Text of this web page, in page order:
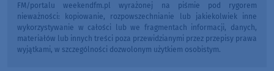
FM/portalu weekendfm.pl wyrażonej na piśmie pod rygorem
nieważności: kopiowanie, rozpowszechnianie lub jakiekolwiek inne
wykorzystywanie w całości lub we fragmentach informacji, danych,
materiałów lub innych treści poza przewidzianymi przez przepisy prawa
wyjątkami, w szczególności dozwolonym użytkiem osobistym.